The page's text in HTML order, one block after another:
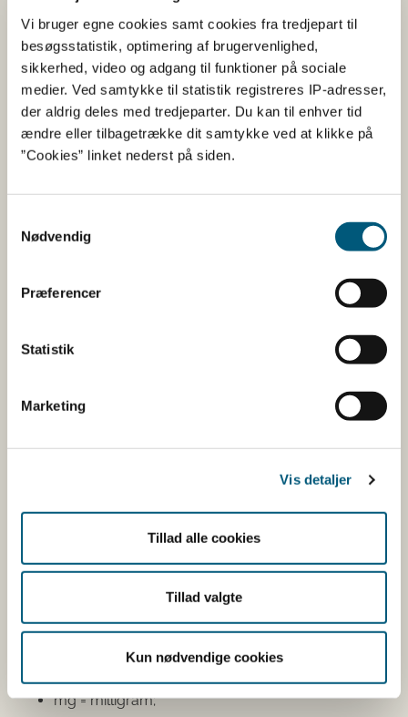
Vi bruger egne cookies samt cookies fra tredjepart til
besøgsstatistik, optimering af brugervenlighed,
sikkerhed, video og adgang til funktioner på sociale
medier. Ved samtykke til statistik registreres IP-adresser,
der aldrig deles med tredjeparter. Du kan til enhver tid
ændre eller tilbagetrække dit samtykke ved at klikke på
”Cookies” linket nederst på siden.
Nødvendig
Præferencer
Statistik
Marketing
Vis detaljer
Tillad alle cookies
Tillad valgte
Kun nødvendige cookies
du har søgt på
Informationerne er angivet af den virksomhed, der har
anmeldt produktet.
Her kan du bl.a. se, hvilke indholdsstoffer produktet
indeholder, og i hvilke mængder:
Vitaminer og mineraler.
mineraler med ernæringsmæssig eller
Tilsætningsstoffer og aromaer.
Du kan som forbruger læse mere om kosttilskud
Du kan også finde kontaktoplysninger på den
virksomhedens smiley-status og de seneste
Den fødevareafdeling, der fører tilsyn med
virksomheden, er angivet.
Se fødevareafdelingernes adresser
Mængdeangivelser:
mg = milligram;